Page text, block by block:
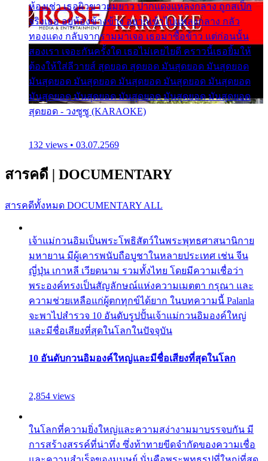
ห้องเช่า เธอผิวขาวผมยาว ปากแดงแหลงกลาง ถูกสเป็ก
จริงเธอ อยู่ห้องข้างข้าง อยากเข้าไปแหลงกลาง กลัว
ทองแดง กลับจากรามมาเจอ เธอมาซื้อข้าว แต่ก่อนนั้น
สองเรา เจอะกันครั้งใด เธอไม่เคยไยดี คราวนี้เธอยิ้มให้
ต้องให้ใส่ลีวายส์ สุดยอด สุดยอด มันสุดยอด มันสุดยอด
มันสุดยอด มันสุดยอด มันสุดยอด มันสุดยอด มันสุดยอด
มันสุดยอด มันสุดยอด มันสุดยอด มันสุดยอด มันสุดยอด
สุดยอด - วงซูซู (KARAOKE)
132 views • 03.07.2569
สารคดี | DOCUMENTARY
สารคดีทั้งหมด DOCUMENTARY ALL
เจ้าแม่กวนอิมเป็นพระโพธิสัตว์ในพระพุทธศาสนานิกาย
มหายาน มีผู้เคารพนับถือบูชาในหลายประเทศ เช่น จีน
ญี่ปุ่น เกาหลี เวียดนาม รวมทั้งไทย โดยมีความเชื่อว่า
พระองค์ทรงเป็นสัญลักษณ์แห่งความเมตตา กรุณา และ
ความช่วยเหลือแก่ผู้ตกทุกข์ได้ยาก ในบทความนี้ Palanla
จะพาไปสำรวจ 10 อันดับรูปปั้นเจ้าแม่กวนอิมองค์ใหญ่
และมีชื่อเสียงที่สุดในโลกในปัจจุบัน
10 อันดับกวนอิมองค์ใหญ่และมีชื่อเสียงที่สุดในโลก
2,854 views
ในโลกที่ความยิ่งใหญ่และความสง่างามมาบรรจบกัน มี
การสร้างสรรค์ที่น่าทึ่ง ซึ่งท้าทายขีดจำกัดของความเชื่อ